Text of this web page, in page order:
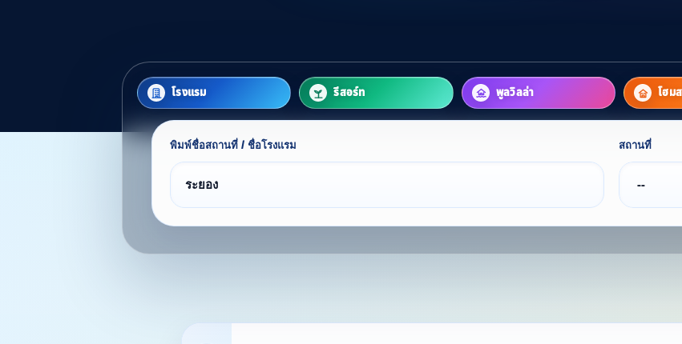
Find Your
โรงแรม รีสอร์ท พูลวิลล่า โฮม
พิมพ์ชื่อสถานที่ / ชื่อโรงแรม สถานที่